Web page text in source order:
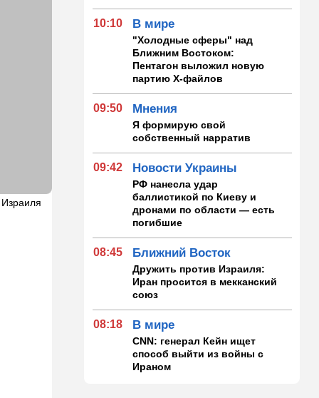
10:10 В мире
"Холодные сферы" над
Ближним Востоком:
Пентагон выложил новую
партию Х-файлов
09:50 Мнения
Я формирую свой
собственный нарратив
09:42 Новости Украины
РФ нанесла удар
баллистикой по Киеву и
дронами по области — есть
погибшие
08:45 Ближний Восток
Дружить против Израиля:
Иран просится в мекканский
союз
08:18 В мире
CNN: генерал Кейн ищет
способ выйти из войны с
Ираном